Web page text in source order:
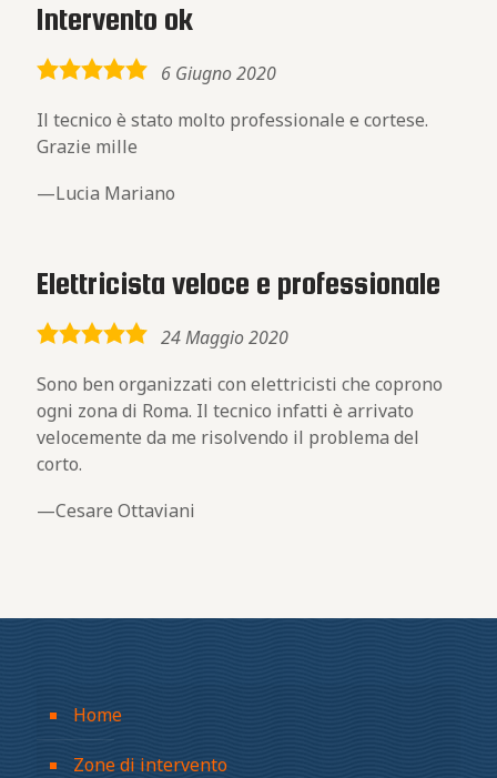
Intervento ok
5,0
6 Giugno 2020
Il tecnico è stato molto professionale e cortese.
Grazie mille
Lucia Mariano
Elettricista veloce e professionale
5,0
24 Maggio 2020
Sono ben organizzati con elettricisti che coprono
ogni zona di Roma. Il tecnico infatti è arrivato
velocemente da me risolvendo il problema del
corto.
Cesare Ottaviani
Home
Zone di intervento